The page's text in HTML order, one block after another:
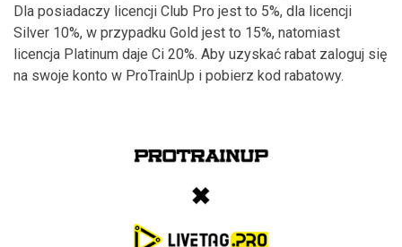
Dla posiadaczy licencji Club Pro jest to 5%, dla licencji
Silver 10%, w przypadku Gold jest to 15%, natomiast
licencja Platinum daje Ci 20%. Aby uzyskać rabat zaloguj się
na swoje konto w ProTrainUp i pobierz kod rabatowy.